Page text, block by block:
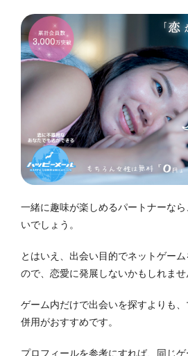
一緒に趣味が楽しめるパートナーな
いでしょう。
とはいえ、出会い目的でネットゲー
ので、恋愛に発展しないかもしれませ
ゲーム内だけで出会いを探すよりも
併用がおすすめです。
プロフィールを参考にすれば、同じ